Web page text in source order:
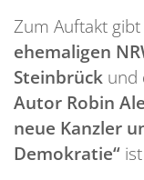
Zum Auftakt
ehemaligen
Steinbrück und
Autor Robin
neue Kanzler
Demokratie“